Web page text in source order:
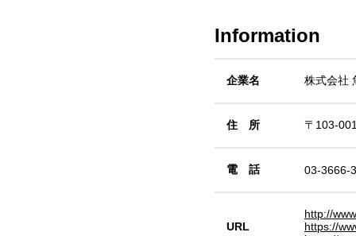
Information
企業名 株式会社
住 所 〒103-
電 話 03-3666-
URL
http://
https://